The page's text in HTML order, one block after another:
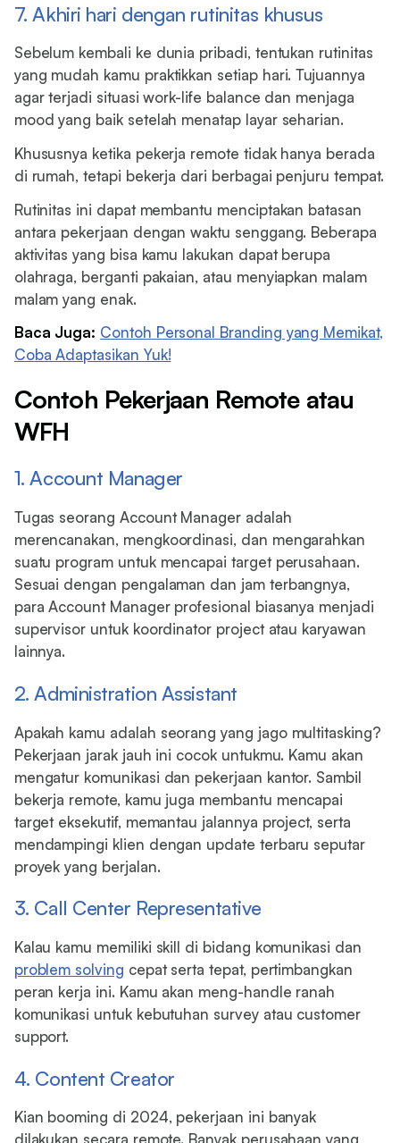
7. Akhiri hari dengan rutinitas khusus
Sebelum kembali ke dunia pribadi, tentukan rutinitas
yang mudah kamu praktikkan setiap hari. Tujuannya
agar terjadi situasi work-life balance dan menjaga
mood yang baik setelah menatap layar seharian.
Khususnya ketika pekerja remote tidak hanya berada
di rumah, tetapi bekerja dari berbagai penjuru tempat.
Rutinitas ini dapat membantu menciptakan batasan
antara pekerjaan dengan waktu senggang. Beberapa
aktivitas yang bisa kamu lakukan dapat berupa
olahraga, berganti pakaian, atau menyiapkan malam
malam yang enak.
Baca Juga: Contoh Personal Branding yang Memikat,
Coba Adaptasikan Yuk!
Contoh Pekerjaan Remote atau
WFH
1. Account Manager
Tugas seorang Account Manager adalah
merencanakan, mengkoordinasi, dan mengarahkan
suatu program untuk mencapai target perusahaan.
Sesuai dengan pengalaman dan jam terbangnya,
para Account Manager profesional biasanya menjadi
supervisor untuk koordinator project atau karyawan
lainnya.
2. Administration Assistant
Apakah kamu adalah seorang yang jago multitasking?
Pekerjaan jarak jauh ini cocok untukmu. Kamu akan
mengatur komunikasi dan pekerjaan kantor. Sambil
bekerja remote, kamu juga membantu mencapai
target eksekutif, memantau jalannya project, serta
mendampingi klien dengan update terbaru seputar
proyek yang berjalan.
3. Call Center Representative
Kalau kamu memiliki skill di bidang komunikasi dan
problem solving cepat serta tepat, pertimbangkan
peran kerja ini. Kamu akan meng-handle ranah
komunikasi untuk kebutuhan survey atau customer
support.
4. Content Creator
Kian booming di 2024, pekerjaan ini banyak